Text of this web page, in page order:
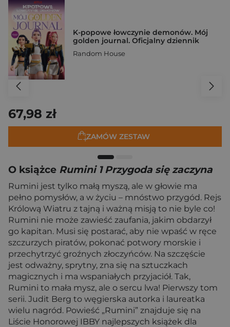
K-popowe łowczynie demonów. Mój
golden journal. Oficjalny dziennik
Random House
67,98 zł
ZAMÓW ZESTAW
O książce Rumini 1 Przygoda się zaczyna
Rumini jest tylko małą myszą, ale w głowie ma
pełno pomysłów, a w życiu – mnóstwo przygód. Rejs
Królową Wiatru z tajną i ważną misją to nie byle co!
Rumini nie może zawieść zaufania, jakim obdarzył
go kapitan. Musi się postarać, aby nie wpaść w ręce
szczurzych piratów, pokonać potwory morskie i
przechy­trzyć groźnych złoczyńców. Na szczęście
jest odważny, sprytny, zna się na sztuczkach
magicznych i ma wspaniałych przyjaciół. Tak,
Rumini to mała mysz, ale o sercu lwa! Pierwszy tom
serii. Judit Berg to węgierska autorka i laureatka
wielu nagród. Powieść „Rumini” znajduje się na
Liście Honorowej IBBY najlepszych książek dla